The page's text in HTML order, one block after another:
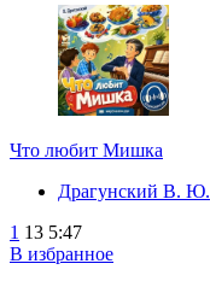
Что любит Мишка
Драгунский В. Ю.
1 13 5:47
В избранное